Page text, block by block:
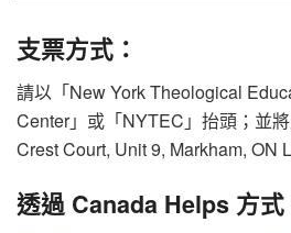
支票方式：
請以「New York Theological
Center」或「NYTEC」抬頭；並
Crest Court, Unit 9, Markham, ON
透過 Canada Helps 方式